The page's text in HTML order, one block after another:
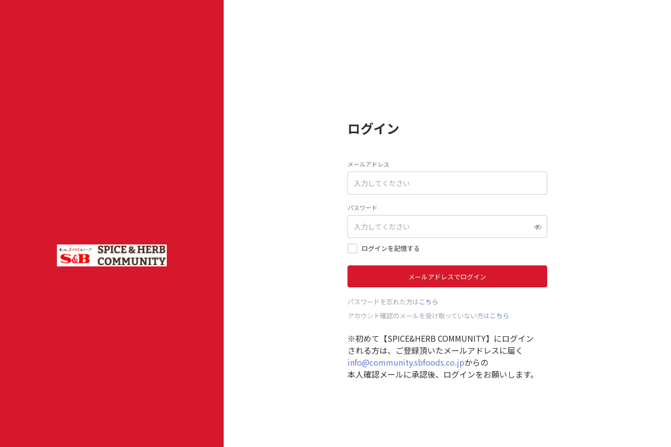
ログイン
メールアドレス
パスワード
ログインを記憶する
メールアドレスでログイン
パスワードを忘れた方はこちら
アカウント確認のメールを受け取っていない方はこちら
※初めて【SPICE&HERB COMMUNITY】にログイン
される方は、ご登録頂いたメールアドレスに届く
info@community.sbfoods.co.jpからの
本人確認メールに承認後、ログインをお願いします。